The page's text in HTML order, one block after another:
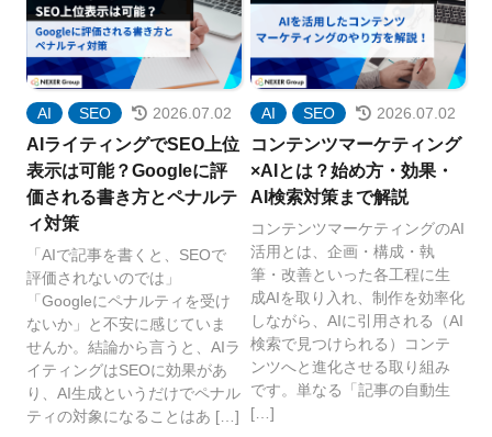
AI SEO 2026.07.02
AIライティングでSEO上位
表示は可能？Googleに評
価される書き方とペナルテ
ィ対策
「AIで記事を書くと、SEOで
評価されないのでは」
「Googleにペナルティを受け
ないか」と不安に感じていま
せんか。結論から言うと、AIラ
イティングはSEOに効果があ
り、AI生成というだけでペナル
ティの対象になることはあ […]
AI SEO 2026.07.02
コンテンツマーケティング
×AIとは？始め方・効果・
AI検索対策まで解説
コンテンツマーケティングのAI
活用とは、企画・構成・執
筆・改善といった各工程に生
成AIを取り入れ、制作を効率化
しながら、AIに引用される（AI
検索で見つけられる）コンテ
ンツへと進化させる取り組み
です。単なる「記事の自動生
[…]